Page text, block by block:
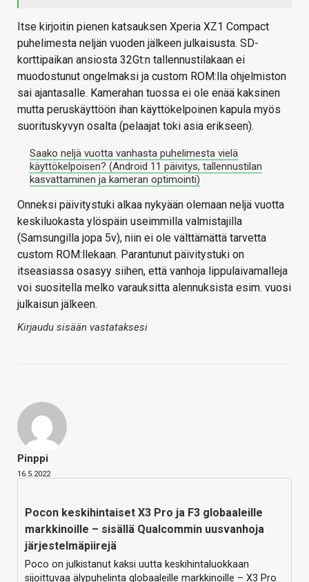
Itse kirjoitin pienen katsauksen Xperia XZ1 Compact
puhelimesta neljän vuoden jälkeen julkaisusta. SD-
korttipaikan ansiosta 32Gt:n tallennustilakaan ei
muodostunut ongelmaksi ja custom ROM:lla ohjelmiston
sai ajantasalle. Kamerahan tuossa ei ole enää kaksinen
mutta peruskäyttöön ihan käyttökelpoinen kapula myös
suorituskyvyn osalta (pelaajat toki asia erikseen).
Saako neljä vuotta vanhasta puhelimesta vielä
käyttökelpoisen? (Android 11 päivitys, tallennustilan
kasvattaminen ja kameran optimointi)
Onneksi päivitystuki alkaa nykyään olemaan neljä vuotta
keskiluokasta ylöspäin useimmilla valmistajilla
(Samsungilla jopa 5v), niin ei ole välttämättä tarvetta
custom ROM:llekaan. Parantunut päivitystuki on
itseasiassa osasyy siihen, että vanhoja lippulaivamalleja
voi suositella melko varauksitta alennuksista esim. vuosi
julkaisun jälkeen.
Kirjaudu sisään vastataksesi
Pinppi
16.5.2022
Pocon keskihintaiset X3 Pro ja F3 globaaleille
markkinoille – sisällä Qualcommin uusvanhoja
järjestelmäpiirejä
Poco on julkistanut kaksi uutta keskihintaluokkaan
sijoittuvaa älypuhelinta globaaleille markkinoille – X3 Pro